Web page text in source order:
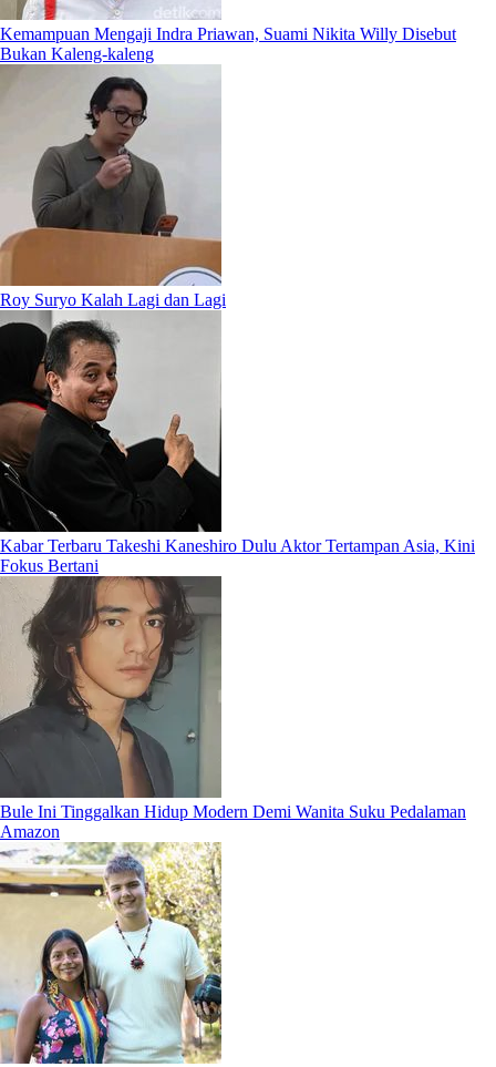
Kemampuan Mengaji Indra Priawan, Suami Nikita Willy Disebut
Bukan Kaleng-kaleng
Roy Suryo Kalah Lagi dan Lagi
Kabar Terbaru Takeshi Kaneshiro Dulu Aktor Tertampan Asia, Kini
Fokus Bertani
Bule Ini Tinggalkan Hidup Modern Demi Wanita Suku Pedalaman
Amazon